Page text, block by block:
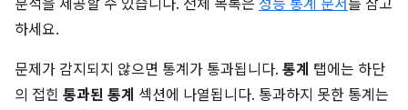
분석을 제공할 수 있습니다. 전체 목록은 성능 통계 문서를 참고
하세요.
문제가 감지되지 않으면 통계가 통과됩니다. 통계 탭에는 하단
의 접힌 통과된 통계 섹션에 나열됩니다. 통과하지 못한 통계는